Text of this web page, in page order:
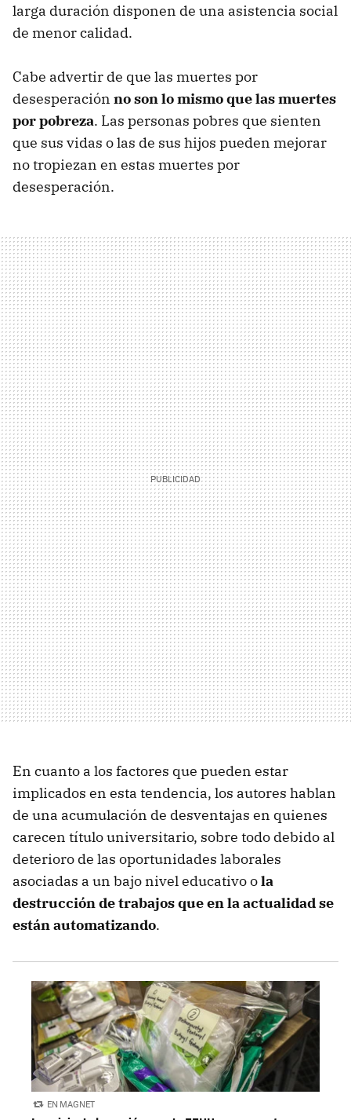
larga duración disponen de una asistencia social
de menor calidad.
Cabe advertir de que las muertes por
desesperación no son lo mismo que las muertes
por pobreza. Las personas pobres que sienten
que sus vidas o las de sus hijos pueden mejorar
no tropiezan en estas muertes por
desesperación.
En cuanto a los factores que pueden estar
implicados en esta tendencia, los autores hablan
de una acumulación de desventajas en quienes
carecen título universitario, sobre todo debido al
deterioro de las oportunidades laborales
asociadas a un bajo nivel educativo ola
destrucción de trabajos que en la actualidad se
están automatizando.
EN MAGNET